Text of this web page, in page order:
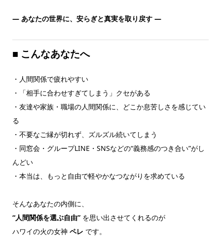
— あなたの世界に、安らぎと真実を取り戻す —
■ こんなあなたへ
・人間関係で疲れやすい
・「相手に合わせすぎてしまう」クセがある
・友達や家族・職場の人間関係に、どこか息苦しさを感じてい
る
・不要なご縁が切れず、ズルズル続いてしまう
・同窓会・グループLINE・SNSなどの“義務感のつき合い”がし
んどい
・本当は、もっと自由で軽やかなつながりを求めている
そんなあなたの内側に、
“人間関係を選ぶ自由”を思い出させてくれるのが
ハワイの火の女神 ペレ です。